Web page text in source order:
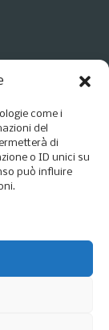
come i
del
di
o ID unici su
può influire